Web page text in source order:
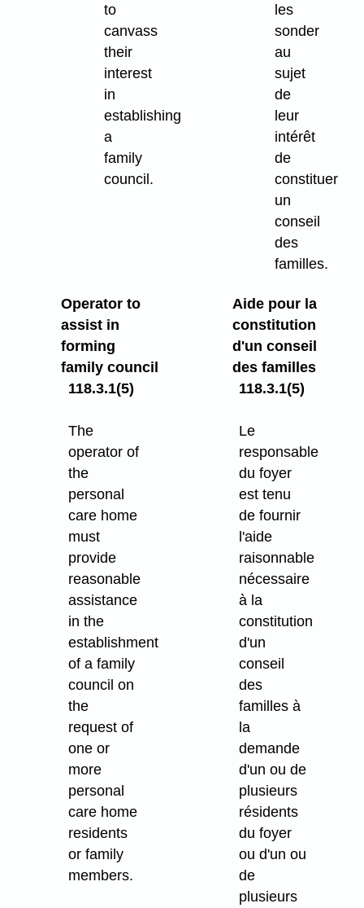
to
canvass
their
interest
in
establishing
a
family
council.
les
sonder
au
sujet
de
leur
intérêt
de
constituer
un
conseil
des
familles.
Operator to
assist in
forming
family council
118.3.1(5)
The
operator of
the
personal
care home
must
provide
reasonable
assistance
in the
establishment
of a family
council on
the
request of
one or
more
personal
care home
residents
or family
members.
Aide pour la
constitution
d'un conseil
des familles
118.3.1(5)
Le
responsable
du foyer
est tenu
de fournir
l'aide
raisonnable
nécessaire
à la
constitution
d'un
conseil
des
familles à
la
demande
d'un ou de
plusieurs
résidents
du foyer
ou d'un ou
de
plusieurs